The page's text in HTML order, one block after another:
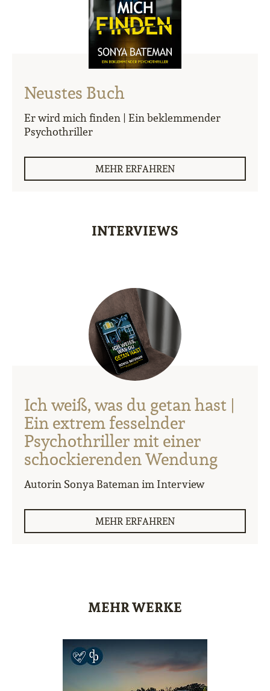
Neustes Buch
Er wird mich finden | Ein beklemmender
Psychothriller
MEHR ERFAHREN
INTERVIEWS
Ich weiß, was du getan hast |
Ein extrem fesselnder
Psychothriller mit einer
schockierenden Wendung
Autorin Sonya Bateman im Interview
MEHR ERFAHREN
MEHR WERKE